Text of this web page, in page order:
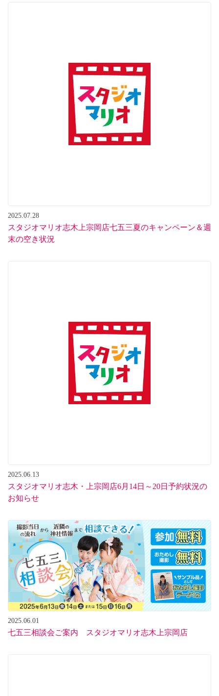
2025.07.28
スタジオマリオ志木上宗岡店七五三夏のキャンペーン＆週
末の空き状況
2025.06.13
スタジオマリオ志木・上宗岡店6月14日～20日予約状況の
お知らせ
2025.06.01
七五三相談会ご案内 スタジオマリオ志木上宗岡店